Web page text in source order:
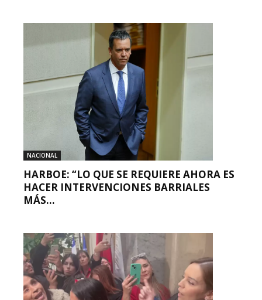
NACIONAL
HARBOE: “LO QUE SE REQUIERE AHORA ES
HACER INTERVENCIONES BARRIALES
MÁS...